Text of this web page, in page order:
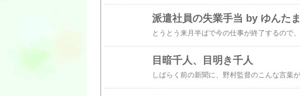
派遣社員の失業手当 by ゆんたま
目暗千人、目明き千人